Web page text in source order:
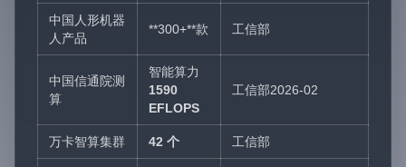
中国人形机器
人产品
**300+**款 工信部
中国信通院测
算
智能算力
1590
EFLOPS
工信部2026-02
万卡智算集群 42 个 工信部